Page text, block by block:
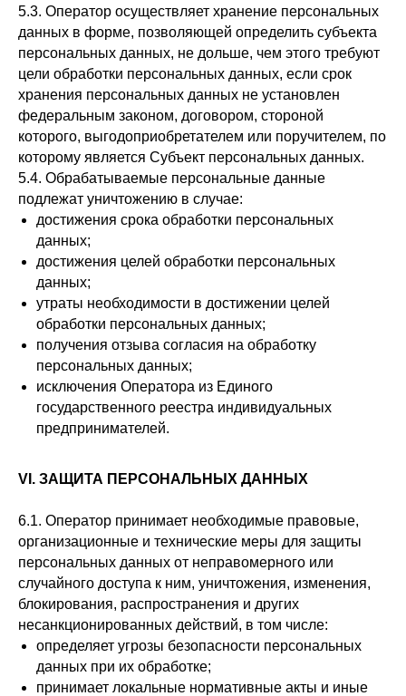
5.3. Оператор осуществляет хранение персональных
данных в форме, позволяющей определить субъекта
персональных данных, не дольше, чем этого требуют
цели обработки персональных данных, если срок
хранения персональных данных не установлен
федеральным законом, договором, стороной
которого, выгодоприобретателем или поручителем, по
которому является Субъект персональных данных.
5.4. Обрабатываемые персональные данные
подлежат уничтожению в случае:
достижения срока обработки персональных
данных;
достижения целей обработки персональных
данных;
утраты необходимости в достижении целей
обработки персональных данных;
получения отзыва согласия на обработку
персональных данных;
исключения Оператора из Единого
государственного реестра индивидуальных
предпринимателей.
VI. ЗАЩИТА ПЕРСОНАЛЬНЫХ ДАННЫХ
6.1. Оператор принимает необходимые правовые,
организационные и технические меры для защиты
персональных данных от неправомерного или
случайного доступа к ним, уничтожения, изменения,
блокирования, распространения и других
несанкционированных действий, в том числе:
определяет угрозы безопасности персональных
данных при их обработке;
принимает локальные нормативные акты и иные
Политика обработки
Контакты и соц-сети
Навигация
+7 (995) 918 68 05
WhatsApp:
Контакты
Youtube
Telegram
Drive2